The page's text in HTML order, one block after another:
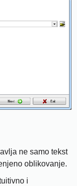
ne samo tekst
oblikovanje.
i